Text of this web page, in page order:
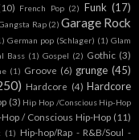
French Pop (2) Funk (17)
Rap (2) Garage Rock
German pop (Schlager) (1) Glam
Bass (1) Gospel (2) Gothic (3)
(1) Groove (6) grunge (45)
Hardcore (4) Hardcore
(3) Hip Hop /Conscious Hip-Hop
Hop / Conscious Hip-Hop (11)
(1) Hip-hop/Rap - R&B/Soul -